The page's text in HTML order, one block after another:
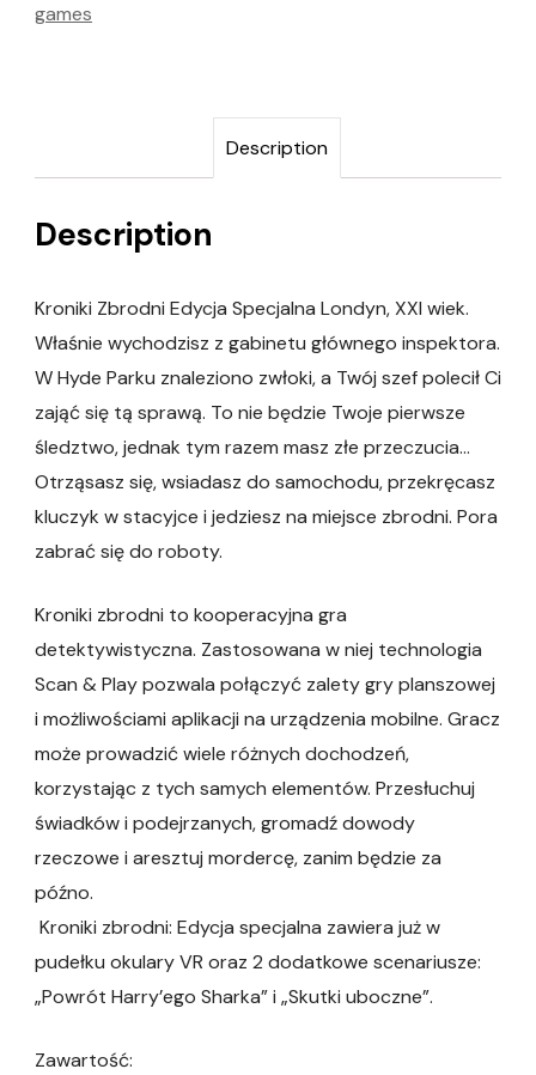
games
Description
Description
Kroniki Zbrodni Edycja Specjalna Londyn, XXI wiek.
Właśnie wychodzisz z gabinetu głównego inspektora.
W Hyde Parku znaleziono zwłoki, a Twój szef polecił Ci
zająć się tą sprawą. To nie będzie Twoje pierwsze
śledztwo, jednak tym razem masz złe przeczucia…
Otrząsasz się, wsiadasz do samochodu, przekręcasz
kluczyk w stacyjce i jedziesz na miejsce zbrodni. Pora
zabrać się do roboty.
Kroniki zbrodni to kooperacyjna gra
detektywistyczna. Zastosowana w niej technologia
Scan & Play pozwala połączyć zalety gry planszowej
i możliwościami aplikacji na urządzenia mobilne. Gracz
może prowadzić wiele różnych dochodzeń,
korzystając z tych samych elementów. Przesłuchuj
świadków i podejrzanych, gromadź dowody
rzeczowe i aresztuj mordercę, zanim będzie za
późno.
Kroniki zbrodni: Edycja specjalna zawiera już w
pudełku okulary VR oraz 2 dodatkowe scenariusze:
„Powrót Harry’ego Sharka” i „Skutki uboczne”.
Zawartość: